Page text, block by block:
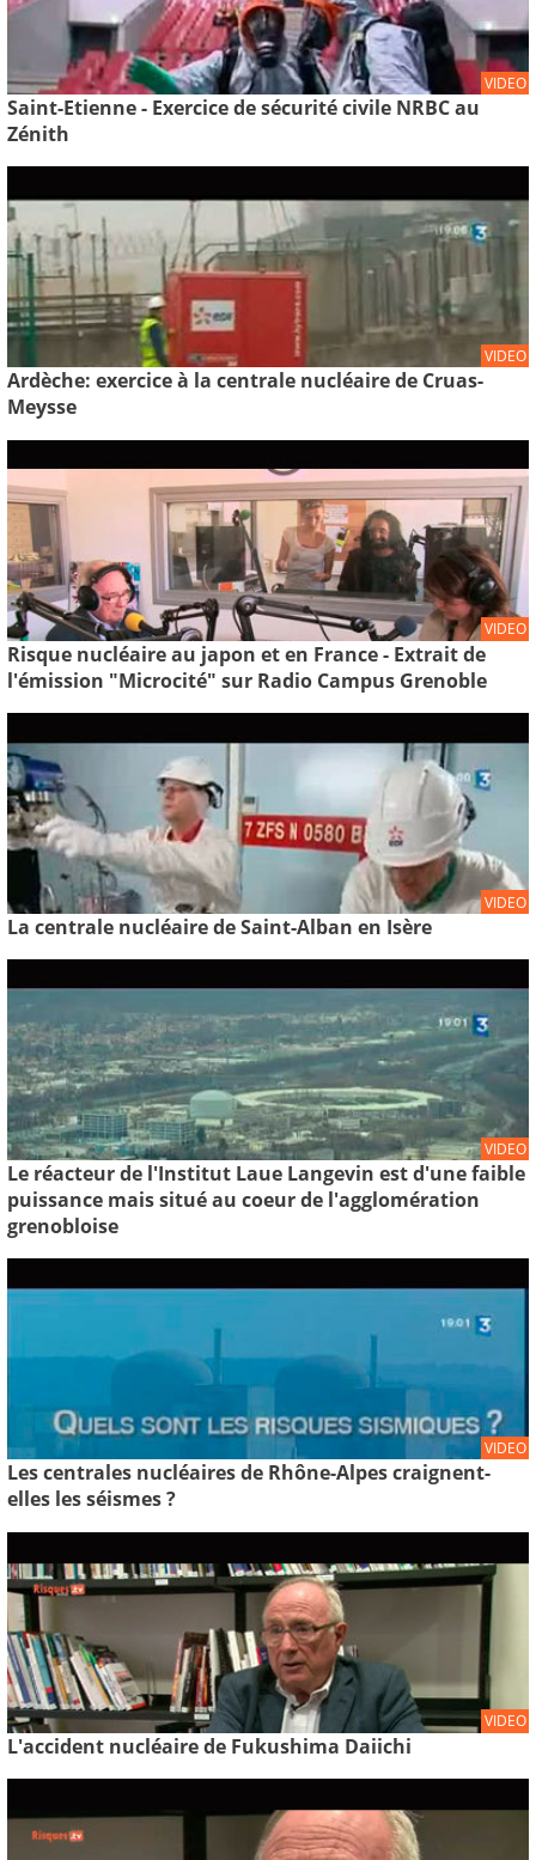
VIDEO
Saint-Etienne - Exercice de sécurité civile NRBC au
Zénith
VIDEO
Ardèche: exercice à la centrale nucléaire de Cruas-
Meysse
VIDEO
Risque nucléaire au japon et en France - Extrait de
l'émission "Microcité" sur Radio Campus Grenoble
VIDEO
La centrale nucléaire de Saint-Alban en Isère
VIDEO
Le réacteur de l'Institut Laue Langevin est d'une faible
puissance mais situé au coeur de l'agglomération
grenobloise
VIDEO
Les centrales nucléaires de Rhône-Alpes craignent-
elles les séismes ?
VIDEO
L'accident nucléaire de Fukushima Daiichi